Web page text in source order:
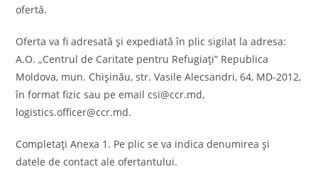
ofertă.
Oferta va fi adresată şi expediată în plic sigilat la adresa:
A.O. „Centrul de Caritate pentru Refugiați” Republica
Moldova, mun. Chișinău, str. Vasile Alecsandri, 64, MD-2012,
în format fizic sau pe email csi@ccr.md,
logistics.officer@ccr.md.
Completați Anexa 1. Pe plic se va indica denumirea și
datele de contact ale ofertantului.